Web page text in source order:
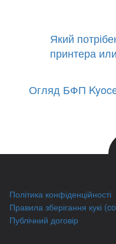
Який
принтера
Огляд БФП
Політика конфіденційності
Правила зберігання кукі
Публічний договір